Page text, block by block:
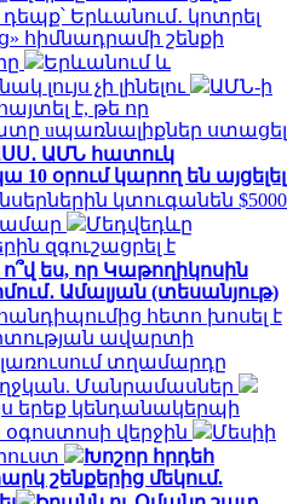
Երևանում․ կոտրել
հիմնադրամի շենքի
Երևանում և
լույս չի լինելու
ԱՄՆ-ի
է, թե որ
uպառնալիքներ ստացել
ԱՄՆ հատուկ
օրում կարող են այցելել
կտուգանեն $5000
Մեդվեդևը
զգուշացրել է
ո՞վ ես, որ Կաթողիկոսին
Ամալյան (տեսանյութ)
հանդիպումից հետո խոսել է
ավարտի
տղամարդը
Մանրամասներ
երեք կենդանակերպի
վերջին
Մեսիի
Խոշոր հրդեհ
շենքերից մեկում.